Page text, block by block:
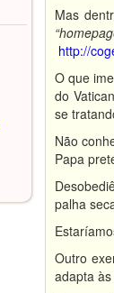
Mas
http://
O que
do
se
Não
Papa
palha
Outro
adapta